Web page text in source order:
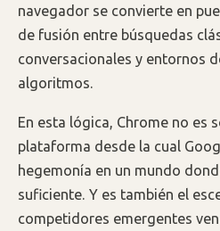
navegador se convierte en
de fusión entre búsquedas
conversacionales y entornos
algoritmos.
En esta lógica, Chrome no es
plataforma desde la cual
hegemonía en un mundo
suficiente. Y es también el
competidores emergentes